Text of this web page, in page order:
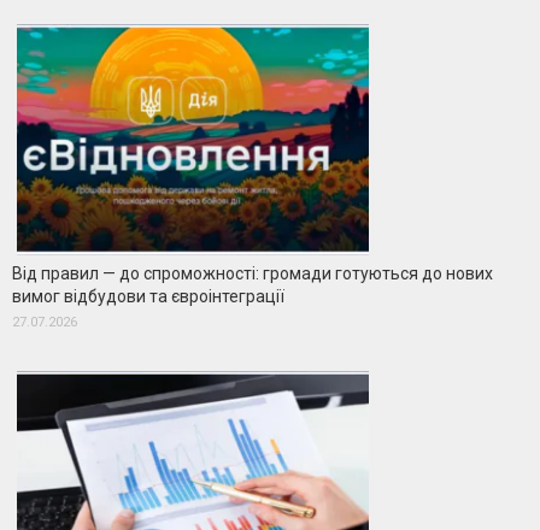
Від правил — до спроможності: громади готуються до нових
вимог відбудови та євроінтеграції
27.07.2026